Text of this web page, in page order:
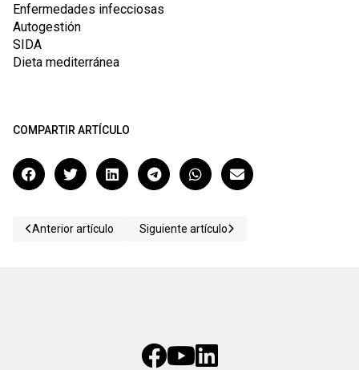
Enfermedades infecciosas
Autogestión
SIDA
Dieta mediterránea
COMPARTIR ARTÍCULO
Anterior artículo Siguiente artículo